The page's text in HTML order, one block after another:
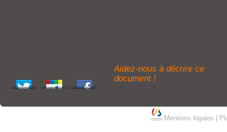
Aidez-nous à décrire ce
document !
Mentions légales